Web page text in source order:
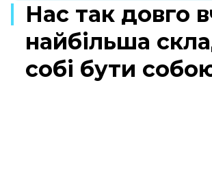
Нас так довго
найбільша
собі бути